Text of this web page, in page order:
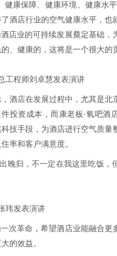
康保障、健康环境、健康水
酒店行业的空气健康水平，也
店业的可持续发展奠定基础，
、健康的，这将是一个很大的
程师刘卓慧发表演讲
店在发展过程中，尤其是北
投资成本，而康老板·氧吧酒
技手段，为酒店进行空气质量
率和客户满意度。
归，不一定在我这里吃饭，
发表演讲
革命，希望酒店业能融合更
的效益。